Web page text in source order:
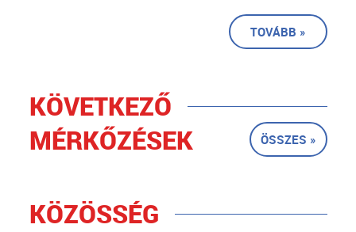
TOVÁBB »
KÖVETKEZŐ
MÉRKŐZÉSEK
ÖSSZES »
KÖZÖSSÉG